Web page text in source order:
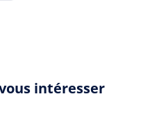
intéresser